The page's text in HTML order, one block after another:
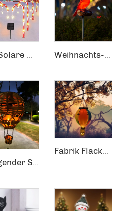
24x Solare Weihnachts-Weglichter Solare Weihnachtsdekorationen Außenbereich Weg Weihnachts-Gartensensorpfad Festive Holly Roter Vogel Kardinäle Solarmodul-Lichtstake
Fabrik Flackernde Flamme Gartendekoration Solar Heißluftballon Hängende Laterne